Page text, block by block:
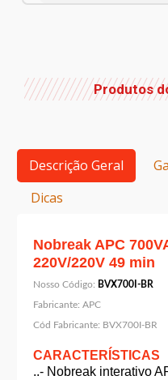
Produtos
Descrição Geral
Dicas
Nobreak APC
220V/220V 49 min
Nosso Código: BVX700I-BR
Fabricante: APC
Cód Fabricante: BVX700I-BR
CARACTERÍSTICAS
..- Nobreak interativo